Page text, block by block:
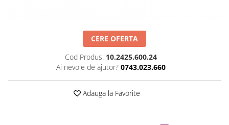
Amortizoare cu brat/sina
Profile perimetrale
Profile U
CERE OFERTA
Cod Produs: 10.2425.600.24
Ai nevoie de ajutor? 0743.023.660
Adauga la Favorite